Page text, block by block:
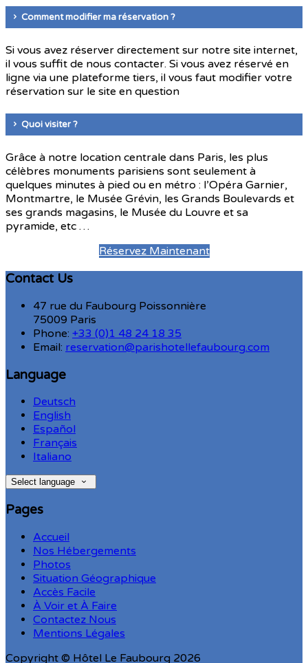
Comment modifier ma réservation ?
Si vous avez réserver directement sur notre site internet,
il vous suffit de nous contacter. Si vous avez réservé en
ligne via une plateforme tiers, il vous faut modifier votre
réservation sur le site en question
Quoi visiter ?
Grâce à notre location centrale dans Paris, les plus
célèbres monuments parisiens sont seulement à
quelques minutes à pied ou en métro : l’Opéra Garnier,
Montmartre, le Musée Grévin, les Grands Boulevards et
ses grands magasins, le Musée du Louvre et sa
pyramide, etc …
Réservez Maintenant
Contact Us
47 rue du Faubourg Poissonnière
75009 Paris
Phone: +33 (0)1 48 24 18 35
Email: reservation@parishotellefaubourg.com
Language
Deutsch
English
Español
Français
Italiano
Select language
Pages
Accueil
Nos Hébergements
Photos
Situation Géographique
Accès Facile
À Voir et À Faire
Contactez Nous
Mentions Légales
Copyright © Hôtel Le Faubourg 2026